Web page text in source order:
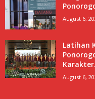
August 6,
Latihan
August 6,